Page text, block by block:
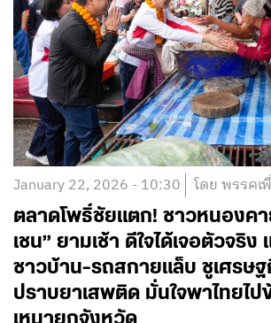
January 22, 2026 - 10:30 โดย พรรคเ
ตลาดโพธิ์ชัยแตก! ชาวหนองคา
เชน” ยามเช้า ดีใจได้เจอตัวจริง
ชาวบ้าน-รถสกายแล็บ ชูเศรษ
ปราบยาเสพติด มั่นใจพาไทยไป